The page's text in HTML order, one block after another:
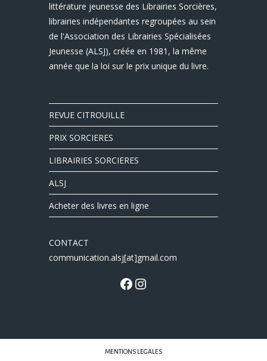
littérature jeunesse des Librairies Sorcières,
librairies indépendantes regroupées au sein
de l'Association des Librairies Spécialisées
Jeunesse (ALSJ), créée en 1981, la même
année que la loi sur le prix unique du livre.
REVUE CITROUILLE
PRIX SORCIERES
LIBRAIRIES SORCIERES
ALSJ
Acheter des livres en ligne
CONTACT
communication.alsj[at]gmail.com
MENTIONS LEGALES